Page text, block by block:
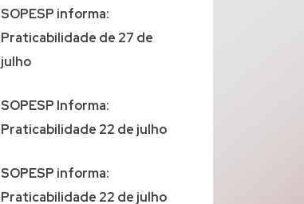
SOPESP informa:
Praticabilidade de 27 de
julho
SOPESP Informa:
Praticabilidade 22 de julho
SOPESP informa:
Praticabilidade 22 de julho